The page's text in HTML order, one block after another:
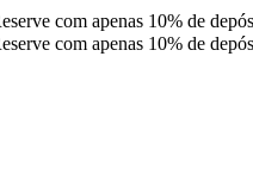
com apenas 10% de
com apenas 10% de